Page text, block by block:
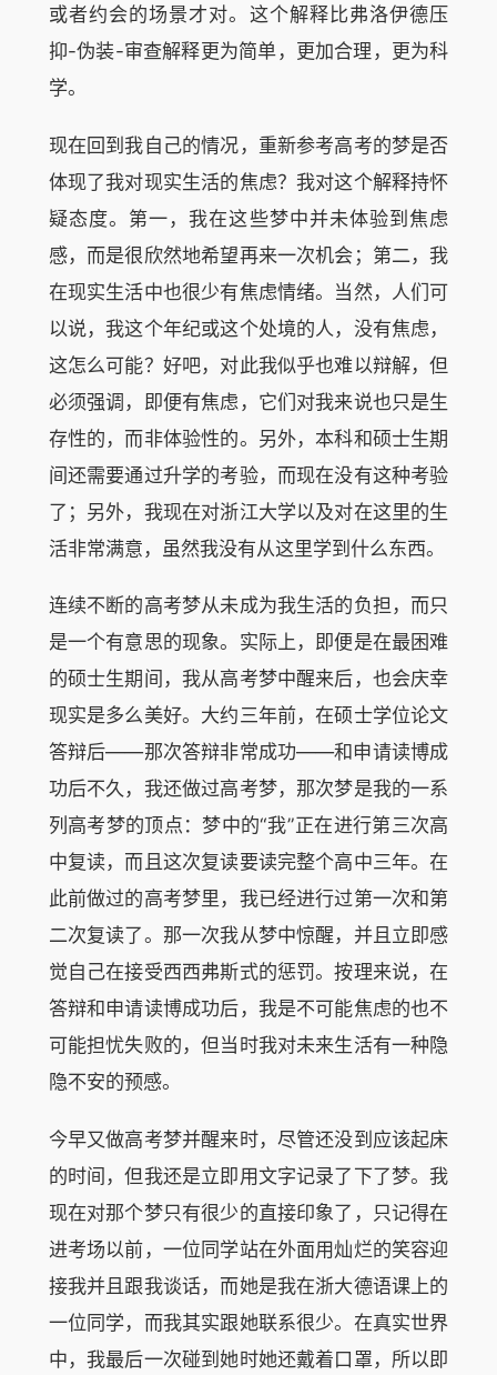
或者约会的场景才对。这个解释比弗洛伊德压
抑-伪装-审查解释更为简单，更加合理，更为科
学。
现在回到我自己的情况，重新参考高考的梦是否
体现了我对现实生活的焦虑？我对这个解释持怀
疑态度。第一，我在这些梦中并未体验到焦虑
感，而是很欣然地希望再来一次机会；第二，我
在现实生活中也很少有焦虑情绪。当然，人们可
以说，我这个年纪或这个处境的人，没有焦虑，
这怎么可能？好吧，对此我似乎也难以辩解，但
必须强调，即便有焦虑，它们对我来说也只是生
存性的，而非体验性的。另外，本科和硕士生期
间还需要通过升学的考验，而现在没有这种考验
了；另外，我现在对浙江大学以及对在这里的生
活非常满意，虽然我没有从这里学到什么东西。
连续不断的高考梦从未成为我生活的负担，而只
是一个有意思的现象。实际上，即便是在最困难
的硕士生期间，我从高考梦中醒来后，也会庆幸
现实是多么美好。大约三年前，在硕士学位论文
答辩后——那次答辩非常成功——和申请读博成
功后不久，我还做过高考梦，那次梦是我的一系
列高考梦的顶点：梦中的“我”正在进行第三次高
中复读，而且这次复读要读完整个高中三年。在
此前做过的高考梦里，我已经进行过第一次和第
二次复读了。那一次我从梦中惊醒，并且立即感
觉自己在接受西西弗斯式的惩罚。按理来说，在
答辩和申请读博成功后，我是不可能焦虑的也不
可能担忧失败的，但当时我对未来生活有一种隐
隐不安的预感。
今早又做高考梦并醒来时，尽管还没到应该起床
的时间，但我还是立即用文字记录了下了梦。我
现在对那个梦只有很少的直接印象了，只记得在
进考场以前，一位同学站在外面用灿烂的笑容迎
接我并且跟我谈话，而她是我在浙大德语课上的
一位同学，而我其实跟她联系很少。在真实世界
中，我最后一次碰到她时她还戴着口罩，所以即